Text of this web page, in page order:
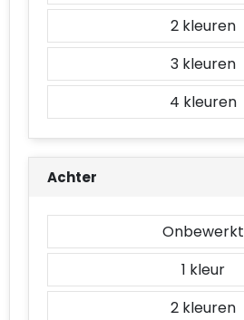
Goodiebags
2
3
4
Achter
Onbewerkt
1
2